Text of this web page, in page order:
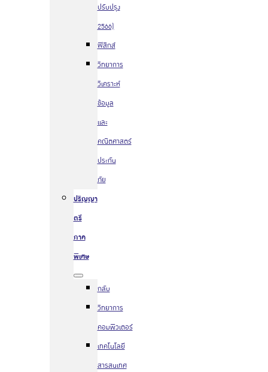
ปรับปรุง
2566)
ฟิสิกส์
วิทยาการ
วิเคราะห์
ข้อมูล
และ
คณิตศาสตร์
ประกัน
ภัย
ปริญญา
ตรี
ภาค
พิเศษ
กลับ
วิทยาการ
คอมพิวเตอร์
เทคโนโลยี
สารสนเทศ